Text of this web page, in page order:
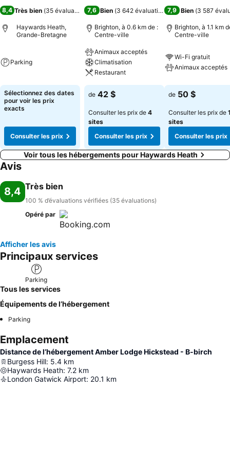
8,4 Très bien (35 évaluations)
Haywards Heath,
Grande-Bretagne
Parking
Sélectionnez des dates
pour voir les prix
exacts
Consulter les prix
7,6 Bien (3 642 évaluations)
Brighton, à 0.6 km de :
Centre-ville
Animaux acceptés
Climatisation
Restaurant
de 42 $
Consulter les prix de 4
sites
Consulter les prix
7,9 Bien (3 587
Brighton, à 1.1 km
Centre-ville
Wi-Fi gratuit
Animaux acceptés
de 50 $
Consulter les prix de
sites
Consulter les prix
Voir tous les hébergements pour Haywards Heath
Avis
8,4 Très bien
100 % d’évaluations vérifiées (35 évaluations)
Opéré par
Afficher les avis
Principaux services
Parking
Tous les services
Équipements de l’hébergement
Parking
Emplacement
Distance de l’hébergement Amber Lodge Hickstead - B-birch
Burgess Hill: 5.4 km
Haywards Heath: 7.2 km
London Gatwick Airport: 20.1 km